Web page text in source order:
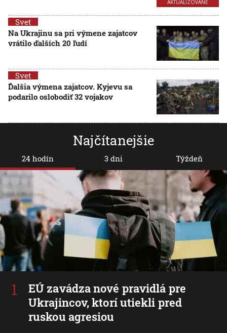
AKTUALIZOVANÉ
Svet
Na Ukrajinu sa pri výmene zajatcov
vrátilo ďalších 20 ľudí
Svet
Ďalšia výmena zajatcov. Kyjevu sa
podarilo oslobodiť 32 vojakov
Najčítanejšie
24 hodín
EÚ zavádza nové pravidlá pre
Ukrajincov, ktorí utiekli pred
ruskou agresiou
3 dni Týždeň